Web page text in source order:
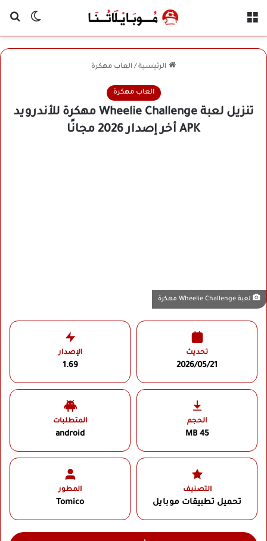
الوضع
الرئيسية / العاب مهكرة
العاب مهكرة
تنزيل لعبة Wheelie Challenge مهكرة للأندرويد
APK أخر إصدار 2026 مجانًا
لعبة Wheelie Challenge مهكرة
تحديث
2026/05/21
الإصدار
1.69
الحجم
45 MB
المتطلبات
android
التصنيف
تحميل تطبيقات موبايل
المطور
Tomico